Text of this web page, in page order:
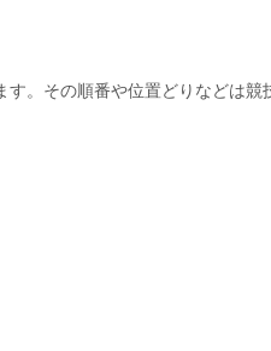
。その順番や位置どりなどは競